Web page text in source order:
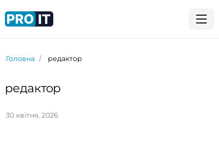
Головна редактор
редактор
30 квітня, 2026